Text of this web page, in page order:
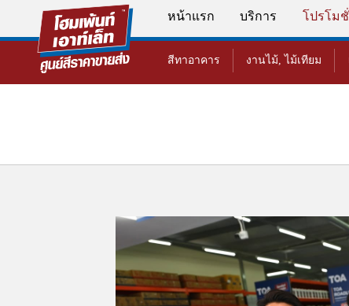
หน้าแรก บริการ โปรโม
สีทาอาคาร งานไม้, ไม้เทียม